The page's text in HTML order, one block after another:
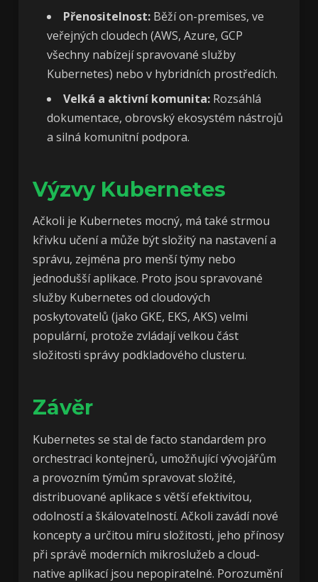
Přenositelnost: Běží on-premises, ve
veřejných cloudech (AWS, Azure, GCP
všechny nabízejí spravované služby
Kubernetes) nebo v hybridních prostředích.
Velká a aktivní komunita: Rozsáhlá
dokumentace, obrovský ekosystém nástrojů
a silná komunitní podpora.
Výzvy Kubernetes
Ačkoli je Kubernetes mocný, má také strmou
křivku učení a může být složitý na nastavení a
správu, zejména pro menší týmy nebo
jednodušší aplikace. Proto jsou spravované
služby Kubernetes od cloudových
poskytovatelů (jako GKE, EKS, AKS) velmi
populární, protože zvládají velkou část
složitosti správy podkladového clusteru.
Závěr
Kubernetes se stal de facto standardem pro
orchestraci kontejnerů, umožňující vývojářům
a provozním týmům spravovat složité,
distribuované aplikace s větší efektivitou,
odolností a škálovatelností. Ačkoli zavádí nové
koncepty a určitou míru složitosti, jeho přínosy
při správě moderních mikroslužeb a cloud-
native aplikací jsou nepopiratelné. Porozumění